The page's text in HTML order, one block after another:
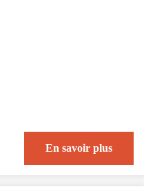
En savoir plus